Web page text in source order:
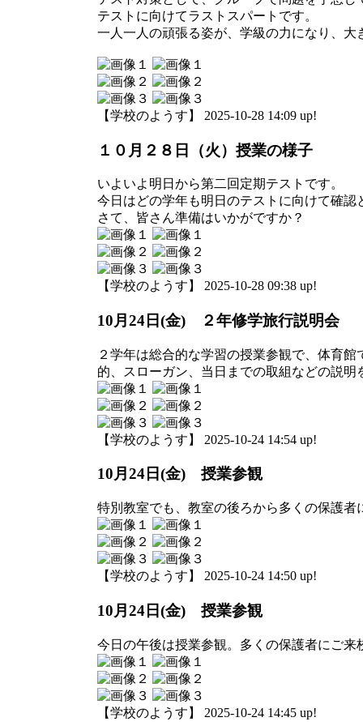
テストに向けてラストスパートです。
一人一人の頑張る姿が、学級の力になり、大
【学校のようす】 2025-10-28 14:09 up!
１０月２８日（火）授業の様子
いよいよ明日から第二回定期テストです。
今日はどの学年も明日のテストに向けて確
さて、皆さん準備はいかがですか？
【学校のようす】 2025-10-28 09:38 up!
10月24日(金) ２年修学旅行説明会
２学年は総合的な学習の授業参観で、体育
的、スローガン、当日までの取組などの説明
【学校のようす】 2025-10-24 14:54 up!
10月24日(金) 授業参観
特別教室でも、教室の後ろから多くの保護者
【学校のようす】 2025-10-24 14:50 up!
10月24日(金) 授業参観
今日の午後は授業参観。多くの保護者にご
【学校のようす】 2025-10-24 14:45 up!